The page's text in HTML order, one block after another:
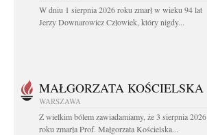
W dniu 1 sierpnia 2026 roku zmarł w wieku 94 lat
Jerzy Downarowicz Człowiek, który nigdy...
MAŁGORZATA KOŚCIELSKA
WARSZAWA
Z wielkim bólem zawiadamiamy, że 3 sierpnia 2026
roku zmarła Prof. Małgorzata Kościelska...